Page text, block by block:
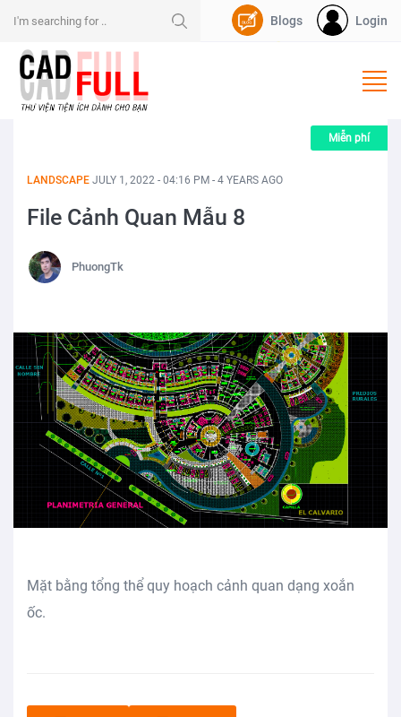
Login
Blogs
LANDSCAPE JULY 1, 2022 - 04:16 PM - 4 YEARS AGO
File Cảnh Quan Mẫu 8
PhuongTk
Miễn phí
Mặt bằng tổng thể quy hoạch cảnh quan dạng xoắn
ốc.